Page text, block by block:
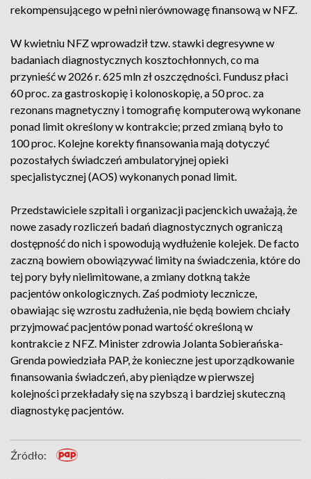
rekompensującego w pełni nierównowagę finansową w NFZ.
W kwietniu NFZ wprowadził tzw. stawki degresywne w
badaniach diagnostycznych kosztochłonnych, co ma
przynieść w 2026 r. 625 mln zł oszczędności. Fundusz płaci
60 proc. za gastroskopię i kolonoskopię, a 50 proc. za
rezonans magnetyczny i tomografię komputerową wykonane
ponad limit określony w kontrakcie; przed zmianą było to
100 proc. Kolejne korekty finansowania mają dotyczyć
pozostałych świadczeń ambulatoryjnej opieki
specjalistycznej (AOS) wykonanych ponad limit.
Przedstawiciele szpitali i organizacji pacjenckich uważają, że
nowe zasady rozliczeń badań diagnostycznych ograniczą
dostępność do nich i spowodują wydłużenie kolejek. De facto
zaczną bowiem obowiązywać limity na świadczenia, które do
tej pory były nielimitowane, a zmiany dotkną także
pacjentów onkologicznych. Zaś podmioty lecznicze,
obawiając się wzrostu zadłużenia, nie będą bowiem chciały
przyjmować pacjentów ponad wartość określoną w
kontrakcie z NFZ. Minister zdrowia Jolanta Sobierańska-
Grenda powiedziała PAP, że konieczne jest uporządkowanie
finansowania świadczeń, aby pieniądze w pierwszej
kolejności przekładały się na szybszą i bardziej skuteczną
diagnostykę pacjentów.
Źródło: